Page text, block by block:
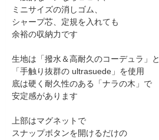
ミニサイズの消しゴム、
シャープ芯、定規を入れても
余裕の収納力です
生地は「撥水＆高耐久のコーデュラ」と
「手触り抜群の ultrasuede」を使用
底は硬く耐久性のある「ナラの木」で
安定感があります
上部はマグネットで
スナップボタンを開けるだけの